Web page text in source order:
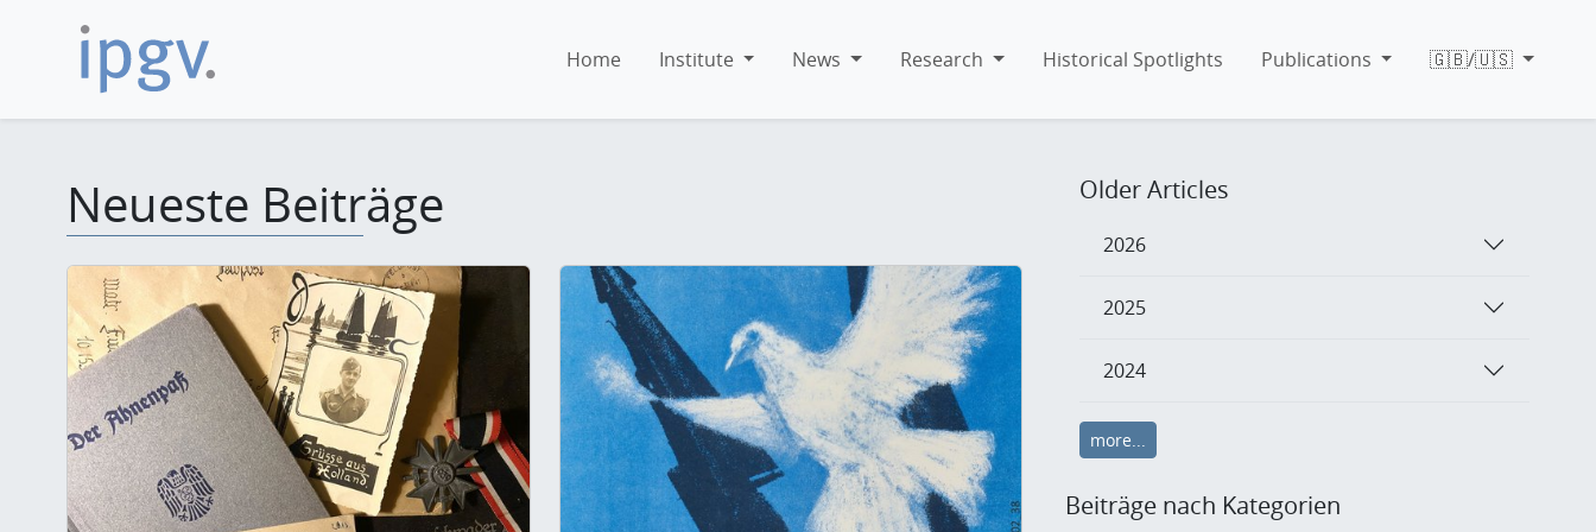
Home Institute News Research Historical Spotlights Publications 🇬🇧/🇺🇸
Neueste Beiträge Older Articles
2026
2025
2024
more...
Beiträge nach Kategorien